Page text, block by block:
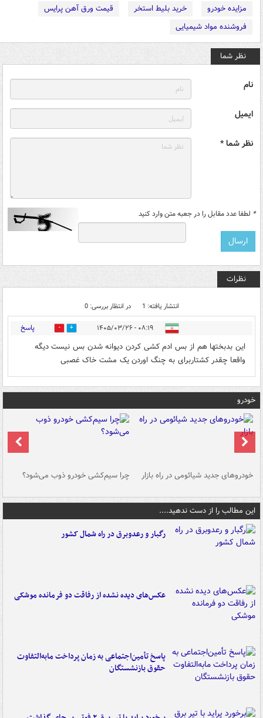
مزایده خودرو
خرید بلیط استخر
قیمت ورق آهن پرایس
فروشنده مواد شیمیایی
نظر شما
نام
ایمیل
نظر شما *
* لطفا عدد مقابل را در جعبه متن وارد کنید
نظرات
انتشار یافته: 1 در انتظار بررسی: 0
۰۸:۱۹ - ۱۴۰۵/۰۳/۲۶ 0 پاسخ
این بدبختها هم از بس ادم کشی کردن دیوانه شدن بس نیست دیگه
واقعا چقدر کشتاربرای به چنگ اوردن یک مشت خاک غصبی
خودرو
خودروهای جدید شیائومی در راه بازار چرا سیم‌کشی خودرو ذوب می‌شود؟
این مطالب را از دست ندهید....
رگبار و رعدوبرق در راه شمال کشور
عکس‌های دیده نشده از رفاقت دو فرمانده‌ موشکی
پاسخ تأمین‌اجتماعی به زمان پرداخت مابه‌التفاوت
حقوق بازنشستگان